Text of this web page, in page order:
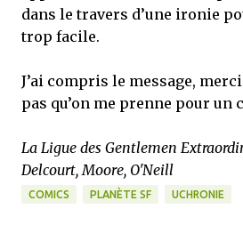
dans le travers d’une ironie
trop facile.
J’ai compris le message,
pas qu’on me prenne pour un
La Ligue des Gentlemen
Delcourt, Moore, O'Neill
COMICS PLANÈTE SF UCHRONIE